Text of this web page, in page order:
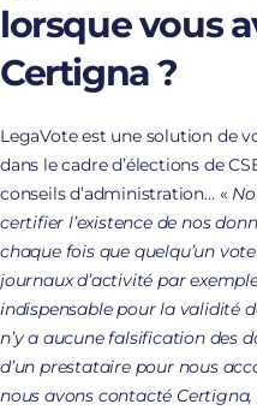
lorsque vous
Certigna ?
LegaVote est une solution de
dans le cadre d’élections de
conseils d’administration… «
certifier l’existence de nos
chaque fois que quelqu’un
journaux d’activité par
indispensable pour la validité
n’y a aucune falsification des
d’un prestataire pour nous
nous avons contacté Certigna,